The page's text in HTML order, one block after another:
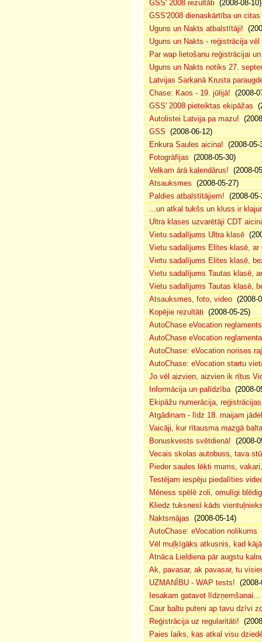
GSS' 2008 rezultāti (2008-08-10)
GSS'2008 dienaskārtība un
Uguns un Nakts atbalstītāji!
Uguns un Nakts - reģistrācija
Par wap lietošanu reģistrācijai
Uguns un Nakts notiks 27.
Latvijas Sarkanā Krusta
Chase: Kaos - 19. jūlijā! (2008-
GSS' 2008 pieteiktas ekipāžas
Autolistei Latvija pa mazu!
GSS (2008-06-12)
Enkura Saules aicina! (2008-05-
Fotogrāfijas (2008-05-30)
Velkam ārā kalendārus! (2008-
Atsauksmes (2008-05-27)
Paldies atbalstītājiem! (2008-
...un atkal tukšs un kluss ir
Ultra klases uzvarētāji CDT
Vietu sadalījums Ultra klasē
Vietu sadalījums Elites klasē, ar
Vietu sadalījums Elites klasē,
Vietu sadalījums Tautas klasē,
Vietu sadalījums Tautas klasē,
Atsauksmes, foto, video (2008-
Kopējie rezultāti (2008-05-25)
AutoChase eVocation reglaments
AutoChase eVocation
AutoChase: eVocation norises
AutoChase: eVocation startu
Jo vēl aizvien, aizvien ik rītus
Informācija un palīdzība(2008-
Ekipāžu numerācija,
Atgādinam - līdz 18. maijam
Vaicāji, kur rītausma mazgā
Bonuskvests svētdienā! (2008-
Vecais skolas autobuss, tava
Pieder saules lēkti mums,
Testējam iespēju piedalīties
Mēness spēlē zoli, omulīgi
Kliedz tuksnesī kāds
Naktsmājas (2008-05-14)
AutoChase: eVocation nolikums
Vēl muļķīgāks atkusnis, kad
Atnāca Lieldiena pār augstu
Ak, pavasar, ak pavasar, tu
UZMANĪBU - WAP tests!
Iesakam gatavot līdzņemšanai...
Caur baltu puteni ap tavu dzīvi
Reģistrācija uz regularitāti!
Paies laiks, kas atkal visu